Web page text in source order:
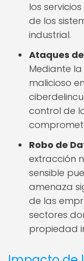
los
de los
industrial.
Ataques
Mediante
malicioso
control de
Robo de
extracción
sensible
amenaza
de las
sectores
propiedad